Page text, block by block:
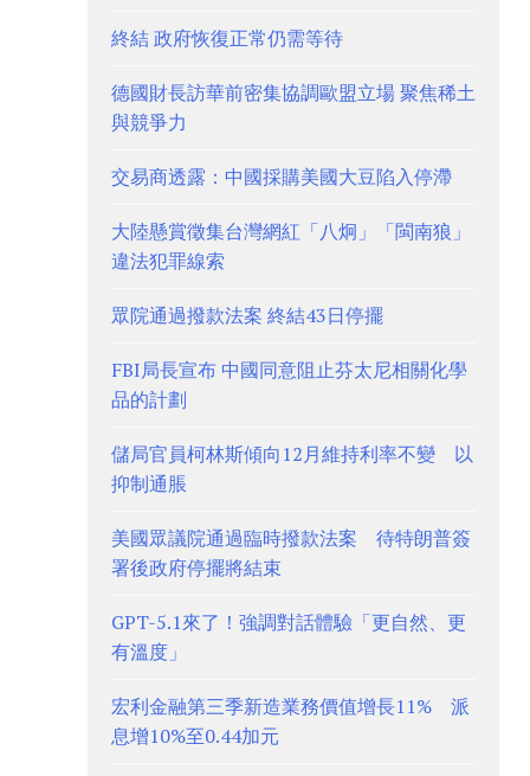
終結 政府恢復正常仍需等待
德國財長訪華前密集協調歐盟立場 聚焦稀土
與競爭力
交易商透露：中國採購美國大豆陷入停滯
大陸懸賞徵集台灣網紅「八炯」「閩南狼」
違法犯罪線索
眾院通過撥款法案 終結43日停擺
FBI局長宣布 中國同意阻止芬太尼相關化學
品的計劃
儲局官員柯林斯傾向12月維持利率不變 以
抑制通脹
美國眾議院通過臨時撥款法案 待特朗普簽
署後政府停擺將結束
GPT-5.1來了！強調對話體驗「更自然、更
有溫度」
宏利金融第三季新造業務價值增長11% 派
息增10%至0.44加元